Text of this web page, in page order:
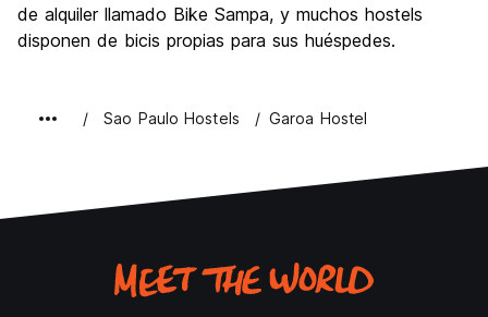
de alquiler llamado Bike Sampa, y muchos hostels
disponen de bicis propias para sus huéspedes.
Sao Paulo Hostels Garoa Hostel